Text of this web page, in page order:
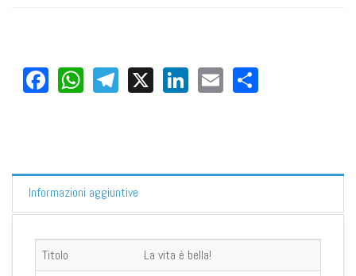
Facebook
WhatsApp
Telegram
X LinkedIn
Email
Informazioni aggiuntive
Titolo
La vita è bella!